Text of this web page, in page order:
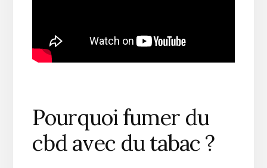
Pourquoi fumer du
cbd avec du tabac ?